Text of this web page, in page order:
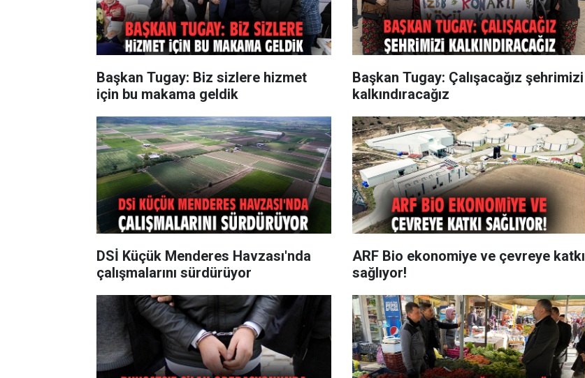
Başkan Tugay: Biz sizlere hizmet
için bu makama geldik
Başkan Tugay: Çalışacağız şehrimizi
kalkındıracağız
DSİ Küçük Menderes Havzası'nda
çalışmalarını sürdürüyor
ARF Bio ekonomiye ve çevreye katkı
sağlıyor!